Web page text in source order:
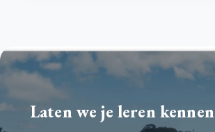
Laten we je leren kennen